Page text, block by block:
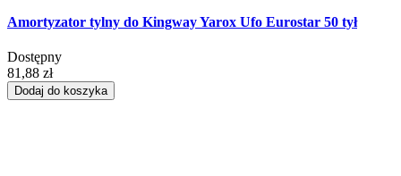
Amortyzator tylny do Kingway Yarox Ufo Eurostar 50 tył
Dostępny
81,88 zł
Dodaj do koszyka